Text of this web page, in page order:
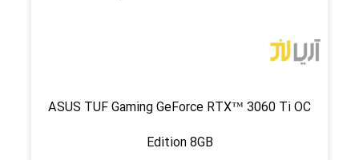
ASUS TUF Gaming GeForce RTX™ 3060 Ti OC
Edition 8GB